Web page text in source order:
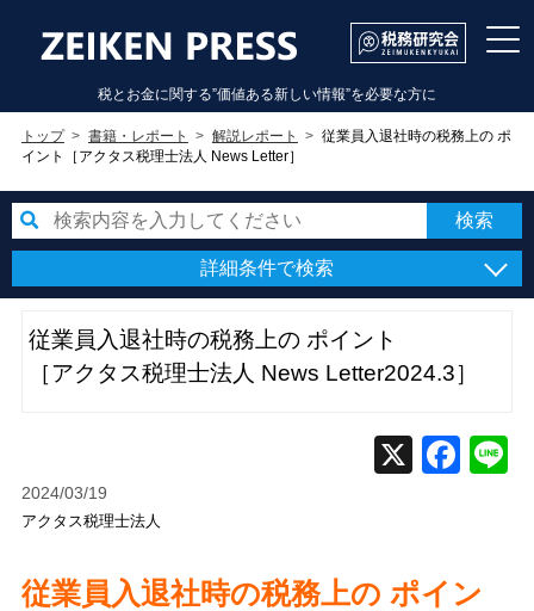
税とお金に関する”価値ある新しい情報”を必要な方に
トップ 書籍・レポート 解説レポート
従業員入退社時の税務上の ポ
イント［アクタス税理士法人 News Letter］
詳細条件で検索
従業員入退社時の税務上の ポイント
［アクタス税理士法人 News Letter2024.3］
2024/03/19
アクタス税理士法人
従業員入退社時の税務上の ポイン